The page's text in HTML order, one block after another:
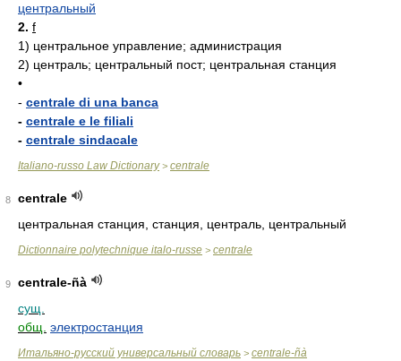
центральный
2. f
1) центральное управление; администрация
2) централь; центральный пост; центральная станция
•
- centrale di una banca
- centrale e le filiali
- centrale sindacale
Italiano-russo Law Dictionary> centrale
8
centrale
центральная станция, станция, централь, центральный
Dictionnaire polytechnique italo-russe > centrale
9
centrale-ñà
сущ.
общ. электростанция
Итальяно-русский универсальный словарь > centrale-ñà